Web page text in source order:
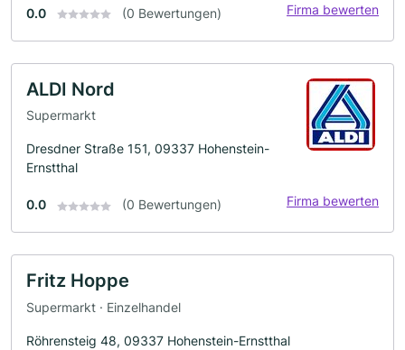
0.0 (0 Bewertungen) Firma bewerten
ALDI Nord
Supermarkt
Dresdner Straße 151, 09337 Hohenstein-
Ernstthal
0.0 (0 Bewertungen) Firma bewerten
Fritz Hoppe
Supermarkt · Einzelhandel
Röhrensteig 48, 09337 Hohenstein-Ernstthal